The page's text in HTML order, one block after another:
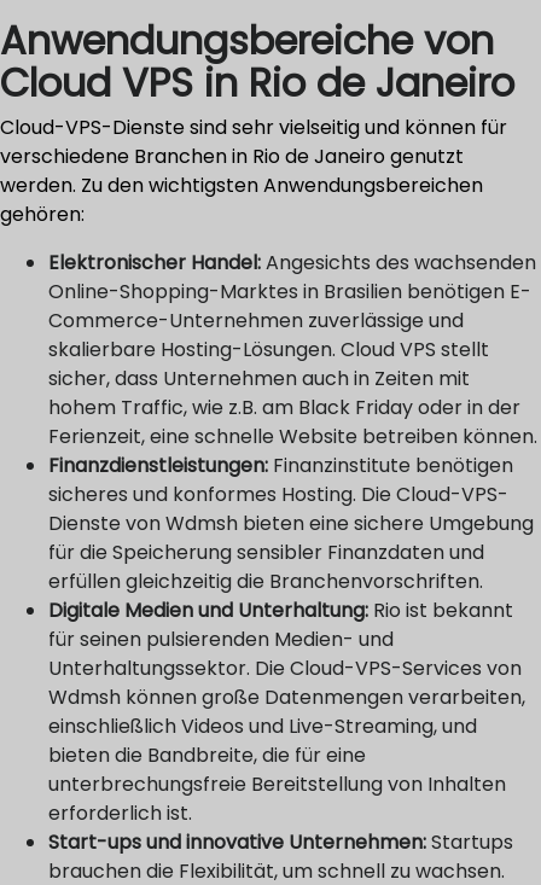
Anwendungsbereiche von
Cloud VPS in Rio de Janeiro
Cloud-VPS-Dienste sind sehr vielseitig und können für
verschiedene Branchen in Rio de Janeiro genutzt
werden. Zu den wichtigsten Anwendungsbereichen
gehören:
Elektronischer Handel:Angesichts des wachsenden
Online-Shopping-Marktes in Brasilien benötigen E-
Commerce-Unternehmen zuverlässige und
skalierbare Hosting-Lösungen. Cloud VPS stellt
sicher, dass Unternehmen auch in Zeiten mit
hohem Traffic, wie z.B. am Black Friday oder in der
Ferienzeit, eine schnelle Website betreiben können.
Finanzdienstleistungen: Finanzinstitute benötigen
sicheres und konformes Hosting. Die Cloud-VPS-
Dienste von Wdmsh bieten eine sichere Umgebung
für die Speicherung sensibler Finanzdaten und
erfüllen gleichzeitig die Branchenvorschriften.
Digitale Medien und Unterhaltung: Rio ist bekannt
für seinen pulsierenden Medien- und
Unterhaltungssektor. Die Cloud-VPS-Services von
Wdmsh können große Datenmengen verarbeiten,
einschließlich Videos und Live-Streaming, und
bieten die Bandbreite, die für eine
unterbrechungsfreie Bereitstellung von Inhalten
erforderlich ist.
Start-ups und innovative Unternehmen:Startups
brauchen die Flexibilität, um schnell zu wachsen.